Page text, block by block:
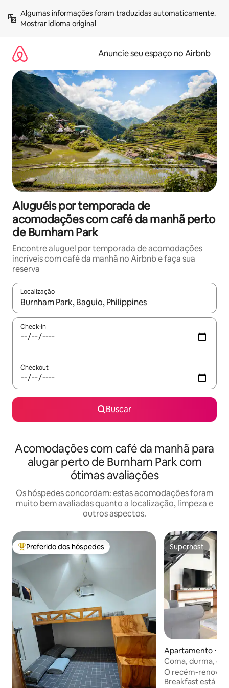
para
Mostrar idioma original
Anuncie seu espaço no Airbnb
Aluguéis por temporada de
acomodações com café da manhã perto
de Burnham Park
Encontre aluguel por temporada de acomodações
incríveis com café da manhã no Airbnb e faça sua
reserva
Localização
Quando os resultados estiverem disponíveis, explore-os
Check-in
Checkout
Buscar
Acomodações com café da manhã para
alugar perto de Burnham Park com
ótimas avaliações
Os hóspedes concordam: estas acomodações foram
muito bem avaliadas quanto a localização, limpeza e
outros aspectos.
Entre os melhores preferidos dos hóspedes
Preferido dos hóspedes Superhost
Superhost
Apartamento ⋅
Coma, durma,
moderna de 2
O recém-
Breakfast está